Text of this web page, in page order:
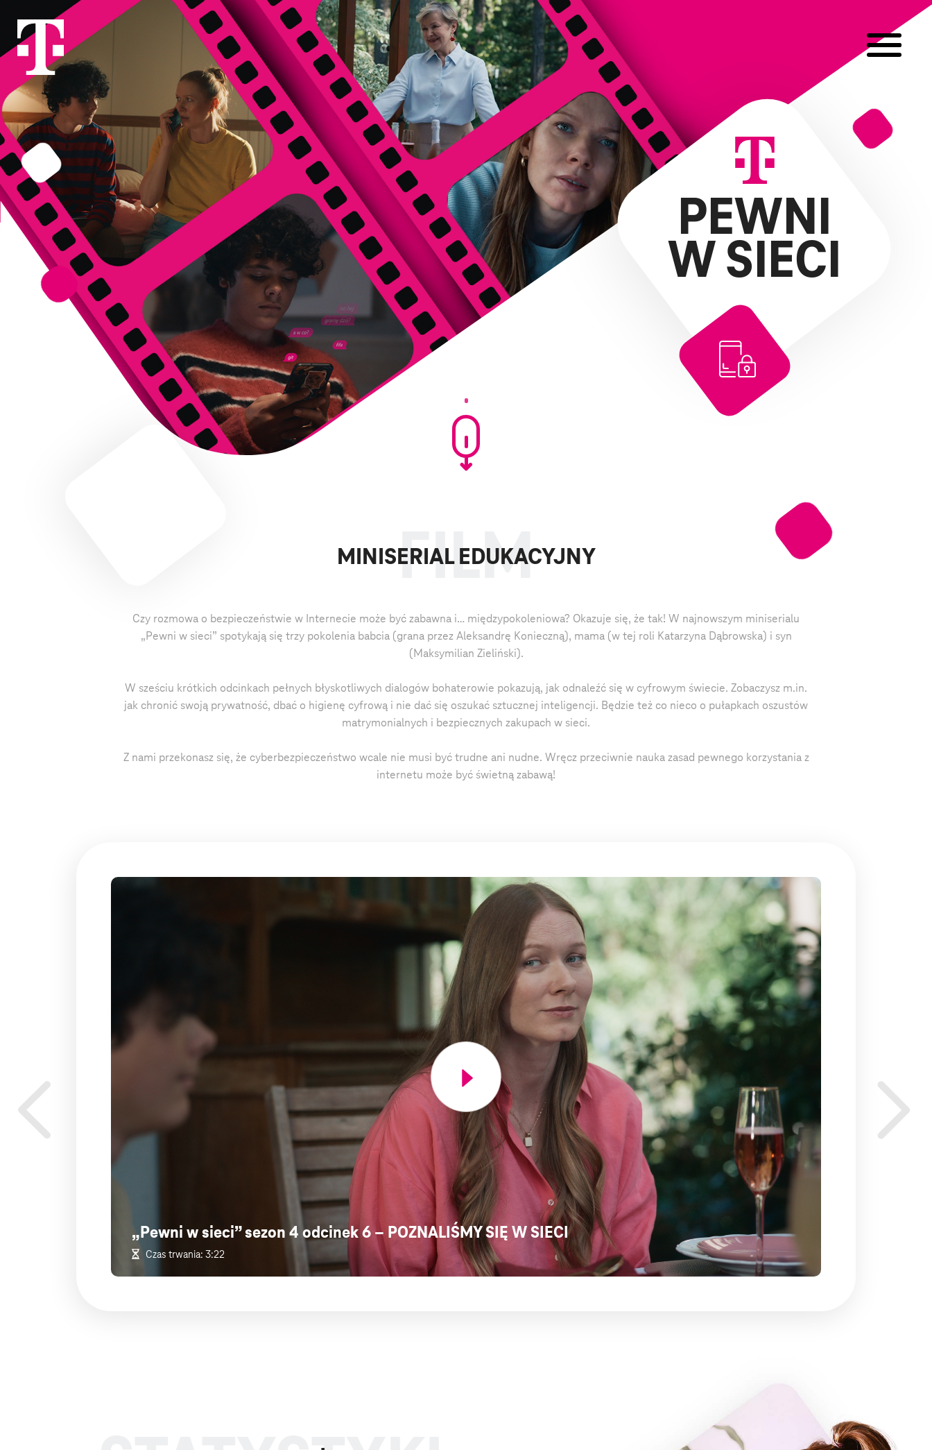
MINISERIAL EDUKACYJNY
CZY WIESZ, ŻE... ?
O KAMPANII
CYBERKURS
BAZA WIEDZY
NASI EKSPERCI
BEZPIECZEŃSTWO
PROJEKTY SPOŁECZNE
PEWNI
W SIECI
MINISERIAL EDUKACYJNY
Czy rozmowa o bezpieczeństwie w Internecie może być zabawna i… międzypokoleniowa? Okazuje się, że tak! W najnowszym miniserialu
„Pewni w sieci” spotykają się trzy pokolenia babcia (grana przez Aleksandrę Konieczną), mama (w tej roli Katarzyna Dąbrowska) i syn
(Maksymilian Zieliński).
W sześciu krótkich odcinkach pełnych błyskotliwych dialogów bohaterowie pokazują, jak odnaleźć się w cyfrowym świecie. Zobaczysz m.in.
jak chronić swoją prywatność, dbać o higienę cyfrową i nie dać się oszukać sztucznej inteligencji. Będzie też co nieco o pułapkach oszustów
matrymonialnych i bezpiecznych zakupach w sieci.
Z nami przekonasz się, że cyberbezpieczeństwo wcale nie musi być trudne ani nudne. Wręcz przeciwnie nauka zasad pewnego korzystania z
internetu może być świetną zabawą!
„Pewni w sieci” sezon 4 odcinek 6 – POZNALIŚMY SIĘ W SIECI
Czas trwania: 3:22